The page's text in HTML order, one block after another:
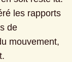
les rapports
de
mouvement,